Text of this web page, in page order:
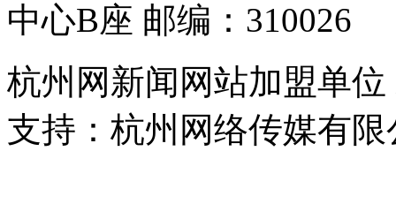
中心B座 邮编：310026
杭州网新闻网站加盟单
支持：杭州网络传媒有限